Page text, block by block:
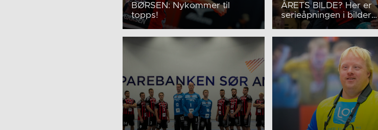
BØRSEN: Nykommer til
topps!
ÅRETS BILDE? Her er
serieåpningen i bilder…